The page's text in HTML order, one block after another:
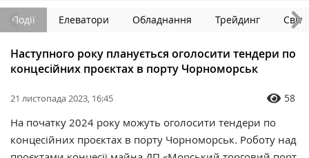
Події Елеватори Обладнання Трейдинг Світ
Наступного року планується оголосити тендери по
концесійних проєктах в порту Чорноморськ
21 листопада 2023, 16:45 58
На початку 2024 року можуть оголосити тендери по
концесійних проєктах в порту Чорноморськ. Роботу над